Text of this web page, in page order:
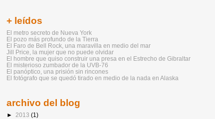
+ leídos
El metro secreto de Nueva York
El pozo más profundo de la Tierra
El Faro de Bell Rock, una maravilla en medio del mar
Jill Price, la mujer que no puede olvidar
El hombre que quiso construir una presa en el Estrecho de Gibraltar
El misterioso zumbador de la UVB-76
El panóptico, una prisión sin rincones
El fotógrafo que se quedó tirado en medio de la nada en Alaska
archivo del blog
► 2013 (1)